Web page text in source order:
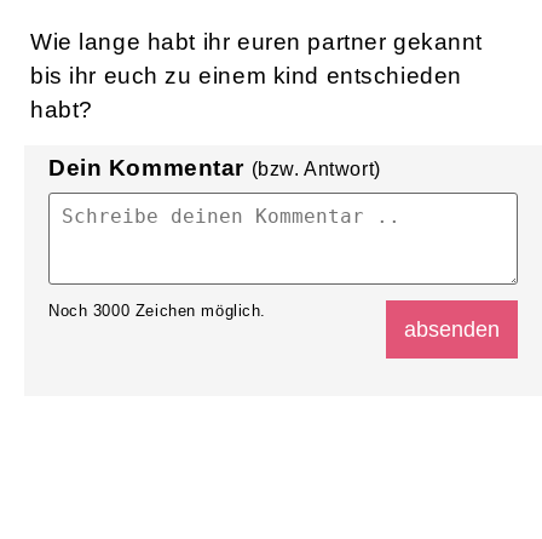
Wie lange habt ihr euren partner gekannt
bis ihr euch zu einem kind entschieden
habt?
Dein Kommentar (bzw. Antwort)
Noch 3000 Zeichen möglich.